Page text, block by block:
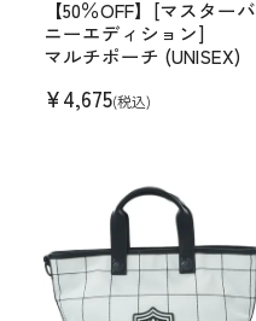
【50％OFF】[マスターバ
ニーエディション]
マルチポーチ (UNISEX)
¥4,675(税込)